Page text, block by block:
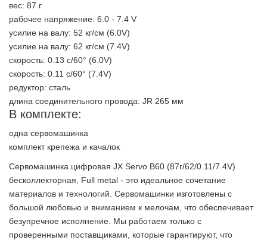
вес: 87 г
рабочее напряжение: 6.0 - 7.4 V
усилие на валу: 52 кг/см (6.0V)
усилие на валу: 62 кг/см (7.4V)
скорость: 0.13 с/60° (6.0V)
скорость: 0.11 с/60° (7.4V)
редуктор: сталь
длина соединительного провода: JR 265 мм
В комплекте:
одна сервомашинка
комплект крепежа и качалок
Сервомашинка цифровая JX Servo B60 (87г/62/0.11/7.4V)
бесколлекторная, Full metal - это идеальное сочетание
материалов и технологий. Сервомашинки изготовлены с
большой любовью и вниманием к мелочам, что обеспечивает
безупречное исполнение. Мы работаем только с
проверенными поставщиками, которые гарантируют, что